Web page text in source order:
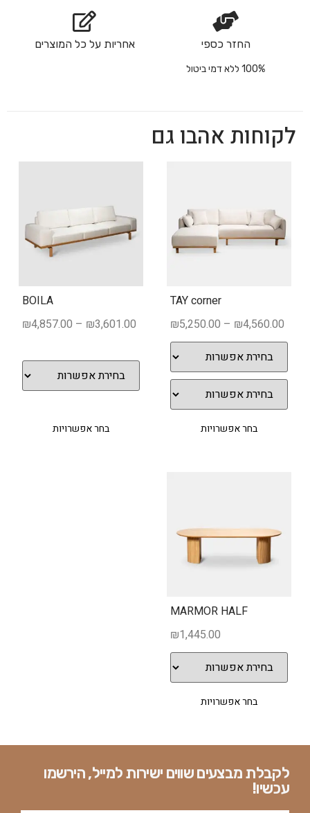
החזר כספי
100% ללא דמי ביטול
אחריות על כל המוצרים
לקוחות אהבו גם
TAY corner
₪4,560.00
–
₪5,250.00
בחר אפשרויות
BOILA
₪3,601.00
–
₪4,857.00
בחר אפשרויות
MARMOR HALF
₪1,445.00
בחר אפשרויות
לקבלת מבצעים שווים ישירות למייל, הירשמו
עכשיו!